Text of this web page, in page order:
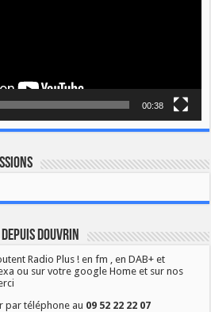
00:38
Douvrin
Radio Plus ! en fm , en DAB+ et
ou sur votre google Home et sur nos
par téléphone au 09 52 22 22 07